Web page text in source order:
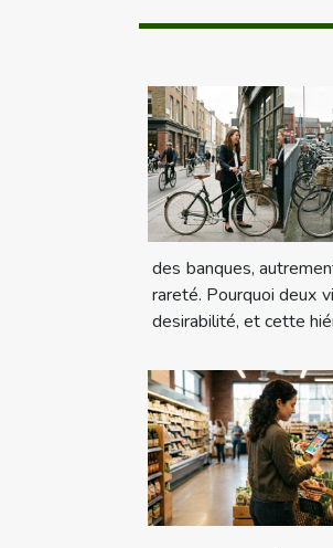
des banques,
rareté. Pourquoi deux
desirabilité, et cette